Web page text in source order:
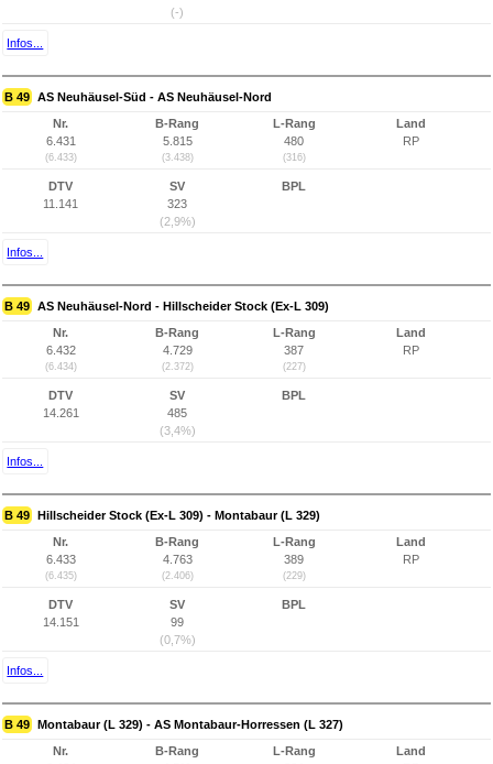
(-)
Infos...
B 49 AS Neuhäusel-Süd - AS Neuhäusel-Nord
Nr.
6.431
(6.433)
B-Rang
5.815
(3.438)
L-Rang
480
(316)
Land
RP
DTV
11.141
SV
323
(2,9%)
BPL
Infos...
B 49 AS Neuhäusel-Nord - Hillscheider Stock (Ex-L 309)
Nr.
6.432
(6.434)
B-Rang
4.729
(2.372)
L-Rang
387
(227)
Land
RP
DTV
14.261
SV
485
(3,4%)
BPL
Infos...
B 49 Hillscheider Stock (Ex-L 309) - Montabaur (L 329)
Nr.
6.433
(6.435)
B-Rang
4.763
(2.406)
L-Rang
389
(229)
Land
RP
DTV
14.151
SV
99
(0,7%)
BPL
Infos...
B 49 Montabaur (L 329) - AS Montabaur-Horressen (L 327)
Nr.
B-Rang
L-Rang
Land